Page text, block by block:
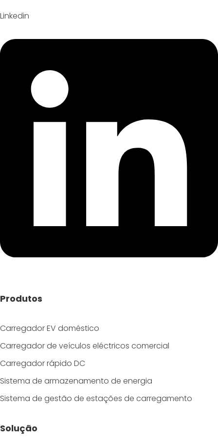
Linkedin
Produtos
Carregador EV doméstico
Carregador de veículos eléctricos comercial
Carregador rápido DC
Sistema de armazenamento de energia
Sistema de gestão de estações de carregamento
Solução